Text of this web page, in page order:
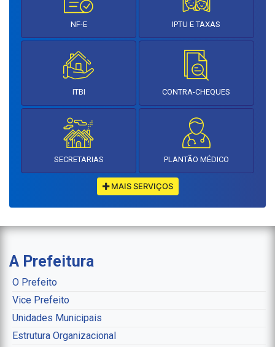
NF-E IPTU E TAXAS
ITBI CONTRA-CHEQUES
SECRETARIAS PLANTÃO MÉDICO
MAIS SERVIÇOS
A Prefeitura
O Prefeito
Vice Prefeito
Unidades Municipais
Estrutura Organizacional